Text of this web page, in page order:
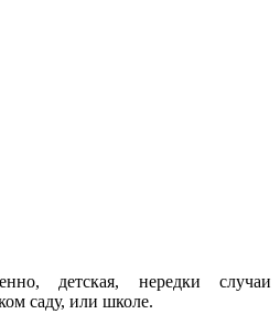
детская, нередки случаи
саду, или школе.